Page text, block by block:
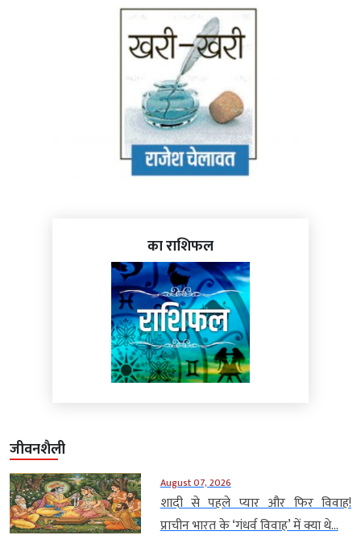
का राशिफल
जीवनशैली
August 07, 2026
शादी से पहले प्यार और फिर विवाह!
प्राचीन भारत के ‘गंधर्व विवाह’ में क्या थे...